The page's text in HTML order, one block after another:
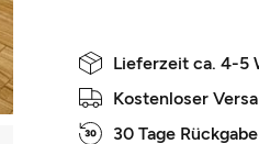
Lieferzeit ca. 4-5
Kostenloser
30 Tage